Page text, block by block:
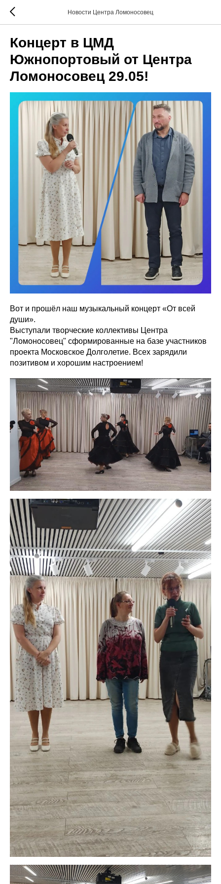
Новости Центра Ломоносовец
Концерт в ЦМД
Южнопортовый от Центра
Ломоносовец 29.05!
Вот и прошёл наш музыкальный концерт «От всей
души».
Выступали творческие коллективы Центра
"Ломоносовец" сформированные на базе участников
проекта Московское Долголетие. Всех зарядили
позитивом и хорошим настроением!